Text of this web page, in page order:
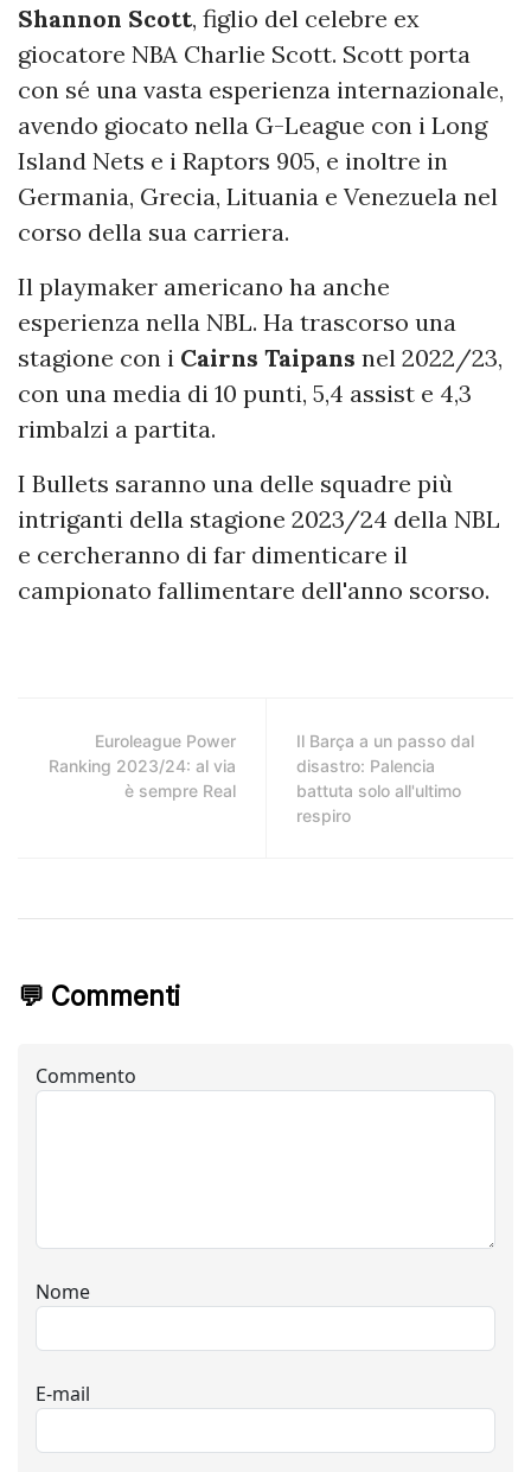
Shannon Scott, figlio del celebre ex
giocatore NBA Charlie Scott. Scott porta
con sé una vasta esperienza internazionale,
avendo giocato nella G-League con i Long
Island Nets e i Raptors 905, e inoltre in
Germania, Grecia, Lituania e Venezuela nel
corso della sua carriera.
Il playmaker americano ha anche
esperienza nella NBL. Ha trascorso una
stagione con i Cairns Taipans nel 2022/23,
con una media di 10 punti, 5,4 assist e 4,3
rimbalzi a partita.
I Bullets saranno una delle squadre più
intriganti della stagione 2023/24 della NBL
e cercheranno di far dimenticare il
campionato fallimentare dell'anno scorso.
Euroleague Power
Ranking 2023/24: al via
è sempre Real
Il Barça a un passo dal
disastro: Palencia
battuta solo all'ultimo
respiro
💬 Commenti